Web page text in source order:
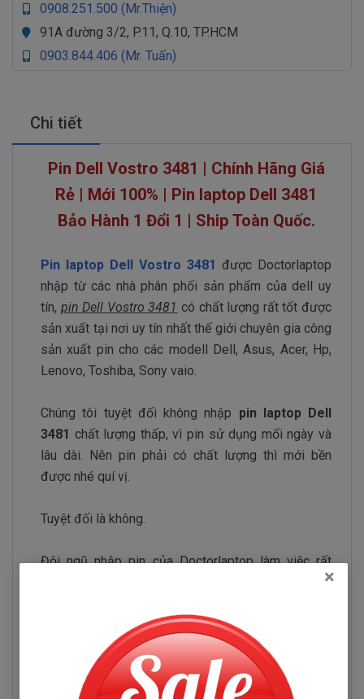
0908.251.500 (Mr.Thiện)
91A đường 3/2, P.11, Q.10, TP.HCM
0903.844.406 (Mr. Tuấn)
Chi tiết
Pin Dell Vostro 3481 | Chính Hãng Giá
Rẻ | Mới 100% | Pin laptop Dell 3481
Bảo Hành 1 Đổi 1 | Ship Toàn Quốc.
Pin laptop Dell Vostro 3481 được Doctorlaptop
nhập từ các nhà phân phối sản phẩm của dell uy
tín, pin Dell Vostro 3481 có chất lượng rất tốt được
sản xuất tại nơi uy tín nhất thế giới chuyên gia công
sản xuất pin cho các modell Dell, Asus, Acer, Hp,
Lenovo, Toshiba, Sony vaio.
Chúng tôi tuyệt đối không nhập pin laptop Dell
3481 chất lượng thấp, vì pin sử dụng mổi ngày và
lâu dài. Nên pin phải có chất lượng thì mới bền
được nhé quí vị.
Tuyệt đối là không.
Đội ngũ nhập pin của Doctorlaptop làm việc rất
chăm chỉ test pin và kiểm tra pin liên tục để chỉ
chuyên sản xuất pin chất lượng tốt.
×